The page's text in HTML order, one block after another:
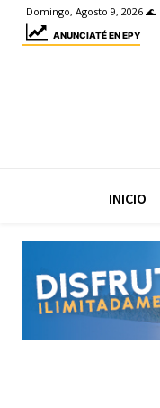
Domingo, Agosto 9, 2026 🌊
ANUNCIATÉ EN EPY
INICIO